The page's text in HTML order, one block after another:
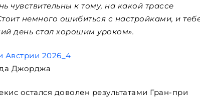
к тому, на какой трассе
немного ошибиться с настройками, и
день стал хорошим уроком».
Джорджа
остался доволен результатами Гран-при